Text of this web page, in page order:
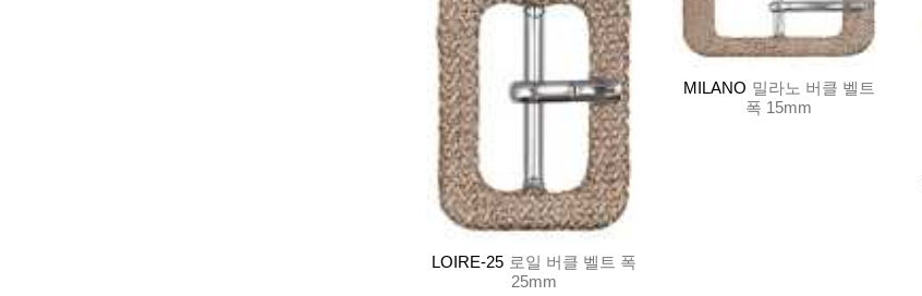
LOIRE-25 로일 버클 벨트 폭
25mm
MILANO 밀라노 버클 벨트
폭 15mm